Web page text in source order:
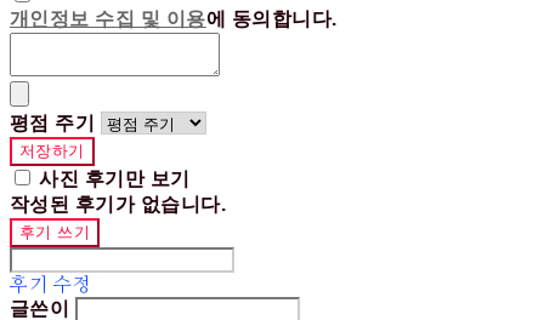
개인정보 수집 및 이용에 동의합니다.
평점 주기
저장하기
사진 후기만 보기
작성된 후기가 없습니다.
후기 쓰기
후기 수정
글쓴이